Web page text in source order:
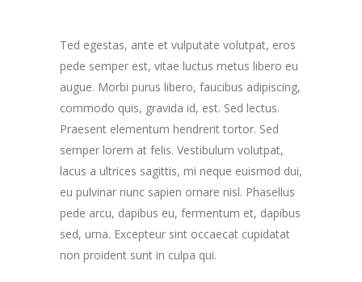
Ted egestas, ante et vulputate volutpat, eros
pede semper est, vitae luctus metus libero eu
augue. Morbi purus libero, faucibus adipiscing,
commodo quis, gravida id, est. Sed lectus.
Praesent elementum hendrerit tortor. Sed
semper lorem at felis. Vestibulum volutpat,
lacus a ultrices sagittis, mi neque euismod dui,
eu pulvinar nunc sapien ornare nisl. Phasellus
pede arcu, dapibus eu, fermentum et, dapibus
sed, urna. Excepteur sint occaecat cupidatat
non proident sunt in culpa qui.